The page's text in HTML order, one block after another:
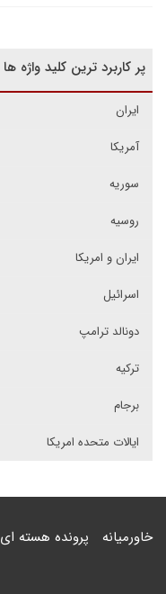
پر کاربرد ترین کلید واژه ها
ایران
آمریکا
سوریه
روسیه
ایران و امریکا
اسرائیل
دونالد ترامپ
ترکیه
برجام
ایالات متحده امریکا
خاورمیانه پرونده هسته ای